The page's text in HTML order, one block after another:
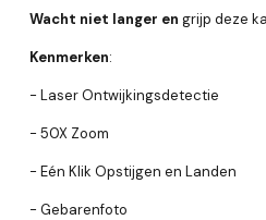
Wacht niet langer en grijp deze
Kenmerken:
- Laser Ontwijkingsdetectie
- 50X Zoom
- Eén Klik Opstijgen en Landen
- Gebarenfoto